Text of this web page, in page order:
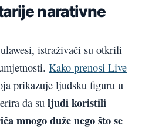
narativne
istraživači su otkrili
Kako prenosi Live
prikazuje ljudsku figuru u
da su ljudi koristili
mnogo duže nego što se